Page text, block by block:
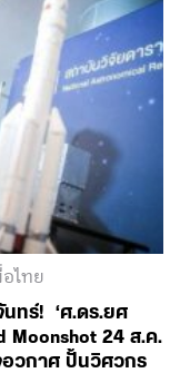
ไทย
นทร์! ‘ศ.ดร.ยศ
Moonshot 24 ส.ค.
อวกาศ ปั้นวิศวกร